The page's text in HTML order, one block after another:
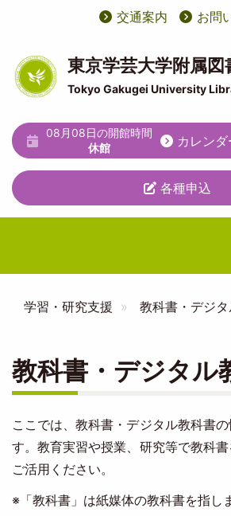
ツ
に
動
User
account
menu
ユ
ー
テ
ィ
リ
テ
ィ
メ
ュ
ー
交通案内 お問
東京学芸大学附属図
Tokyo Gakugei University
08月08日の開館時間
休館
カレンダ
各種申込
学習・研究支援 教科書・デジ
教科書・デジタル
ここでは、教科書・デジタル教科書
す。教育実習や授業、研究等で教科
ご活用ください。
※「教科書」は紙媒体の教科書を指し